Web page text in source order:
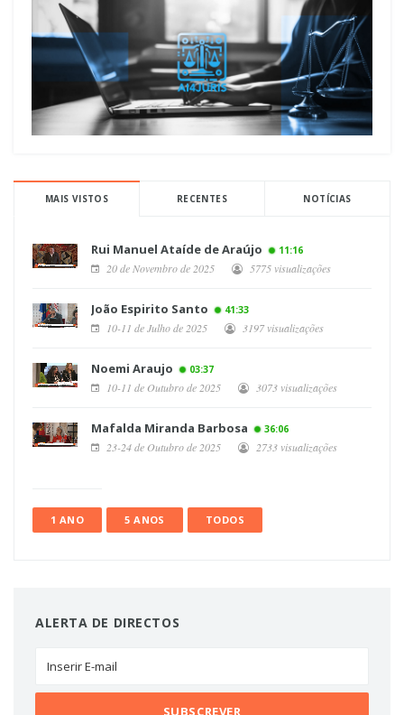
MAIS VISTOS RECENTES NOTÍCIAS
Rui Manuel Ataíde de Araújo 11:16
20 de Novembro de 2025 5775 visualizações
João Espirito Santo 41:33
10-11 de Julho de 2025 3197 visualizações
Noemi Araujo 03:37
10-11 de Outubro de 2025 3073 visualizações
Mafalda Miranda Barbosa 36:06
23-24 de Outubro de 2025 2733 visualizações
1 ANO 5 ANOS TODOS
ALERTA DE DIRECTOS